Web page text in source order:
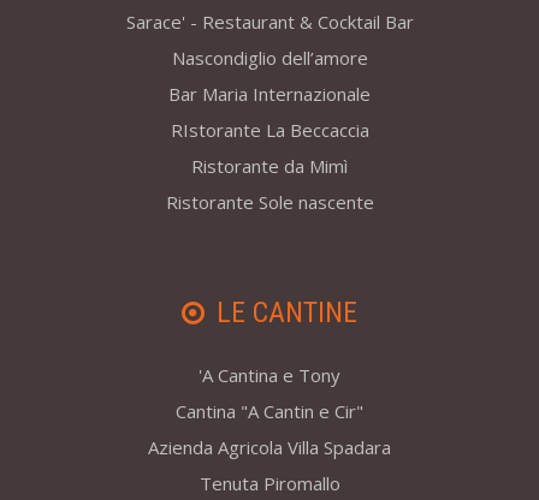
Sarace' - Restaurant & Cocktail Bar
Nascondiglio dell’amore
Bar Maria Internazionale
RIstorante La Beccaccia
Ristorante da Mimì
Ristorante Sole nascente
LE CANTINE
'A Cantina e Tony
Cantina "A Cantin e Cir"
Azienda Agricola Villa Spadara
Tenuta Piromallo